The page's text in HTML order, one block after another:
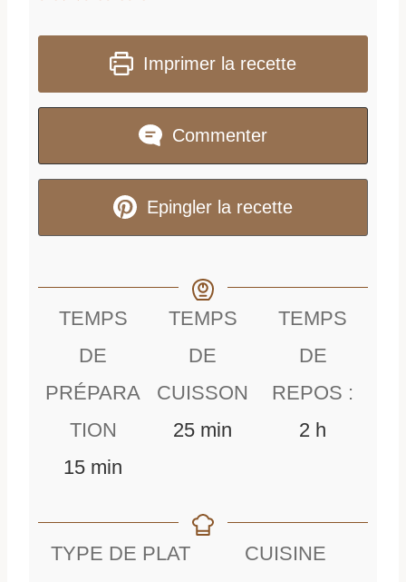
Imprimer la recette
Commenter
Epingler la recette
TEMPS
DE
PRÉPARA
TION
15m
n
min
TEMPS
DE
CUISSON
25m
u
min
TEMPS
DE
REPOS :
2 h
r
h
TYPE DE PLAT
CUISINE